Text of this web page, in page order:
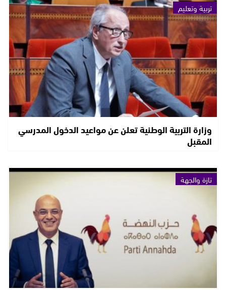
تربية وتعليم
وزارة التربية الوطنية تعلن عن مواعيد الدخول المدرسي
المقبل
تازة والجهة